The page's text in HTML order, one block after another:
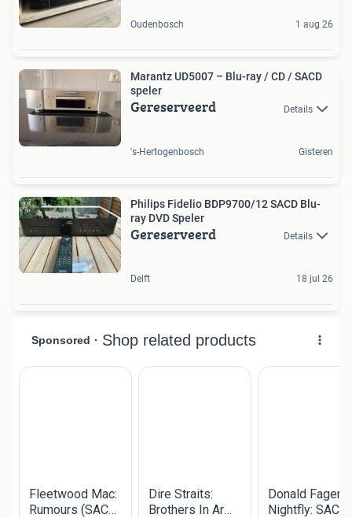
Oudenbosch 1 aug 26
Marantz UD5007 – Blu-ray / CD / SACD
speler
Gereserveerd Details
's-Hertogenbosch Gisteren
Philips Fidelio BDP9700/12 SACD Blu-
ray DVD Speler
Gereserveerd Details
Delft 18 jul 26